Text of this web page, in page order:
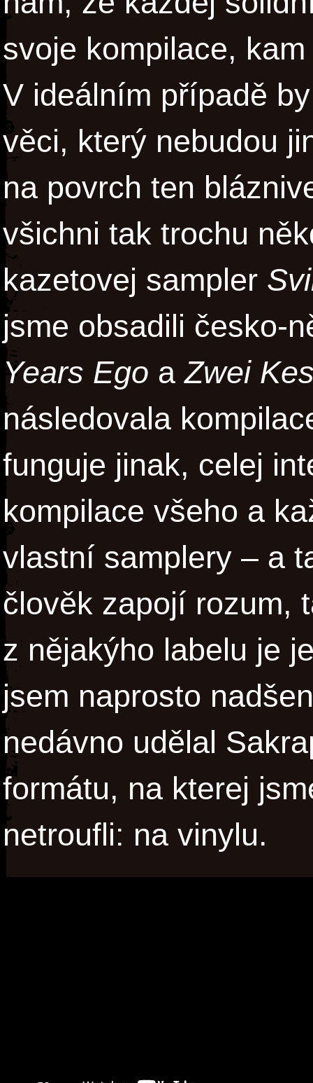
svoje kompilace,
V ideálním případě
věci, který nebudou
na povrch ten
všichni tak trochu
kazetovej sampler
jsme obsadili česko-
Years Ego aZwei
následovala
funguje jinak, celej
kompilace všeho a
vlastní samplery – a
člověk zapojí rozum,
z nějakýho labelu je
jsem naprosto
nedávno udělal
formátu, na kterej
netroufli: na vinylu.